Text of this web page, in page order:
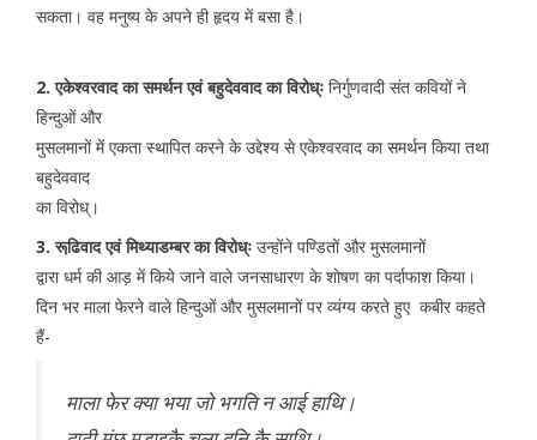
सकता। वह मनुष्य के अपने ही हृदय में बसा है।
2. एकेश्वरवाद का समर्थन एवं बहुदेववाद का विरोध्ः निर्गुणवादी संत कवियों ने
हिन्दुओं और
मुसलमानों में एकता स्थापित करने के उद्देश्य से एकेश्वरवाद का समर्थन किया तथा
बहुदेववाद
का विरोध्।
3. रूढि़वाद एवं मिथ्याडम्बर का विरोध्ः उन्होंने पण्डितों और मुसलमानों
द्वारा धर्म की आड़ में किये जाने वाले जनसाधारण के शोषण का पर्दाफाश किया।
दिन भर माला फेरने वाले हिन्दुओं और मुसलमानों पर व्यंग्य करते हुए कबीर कहते
हैं-
माला फेर क्या भया जो भगति न आई हाथि।